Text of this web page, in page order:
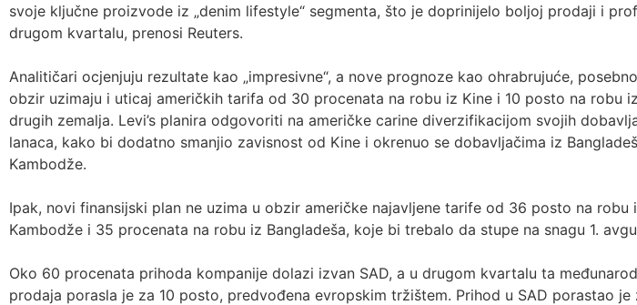
svoje ključne proizvode iz „denim lifestyle“ segmenta, što je doprinijelo boljoj prodaji i
drugom kvartalu, prenosi Reuters.
Analitičari ocjenjuju rezultate kao „impresivne“, a nove prognoze kao ohrabrujuće,
obzir uzimaju i uticaj američkih tarifa od 30 procenata na robu iz Kine i 10 posto na robu iz
drugih zemalja. Levi’s planira odgovoriti na američke carine diverzifikacijom svojih
lanaca, kako bi dodatno smanjio zavisnost od Kine i okrenuo se dobavljačima iz
Kambodže.
Ipak, novi finansijski plan ne uzima u obzir američke najavljene tarife od 36 posto na robu
Kambodže i 35 procenata na robu iz Bangladeša, koje bi trebalo da stupe na snagu 1.
Oko 60 procenata prihoda kompanije dolazi izvan SAD, a u drugom kvartalu ta
prodaja porasla je za 10 posto, predvođena evropskim tržištem. Prihod u SAD porastao je